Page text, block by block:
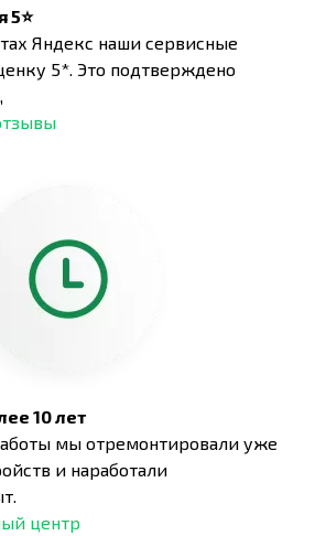
5⭐
Яндекс наши сервисные
5*. Это подтверждено
10 лет
мы отремонтировали уже
и наработали
центр